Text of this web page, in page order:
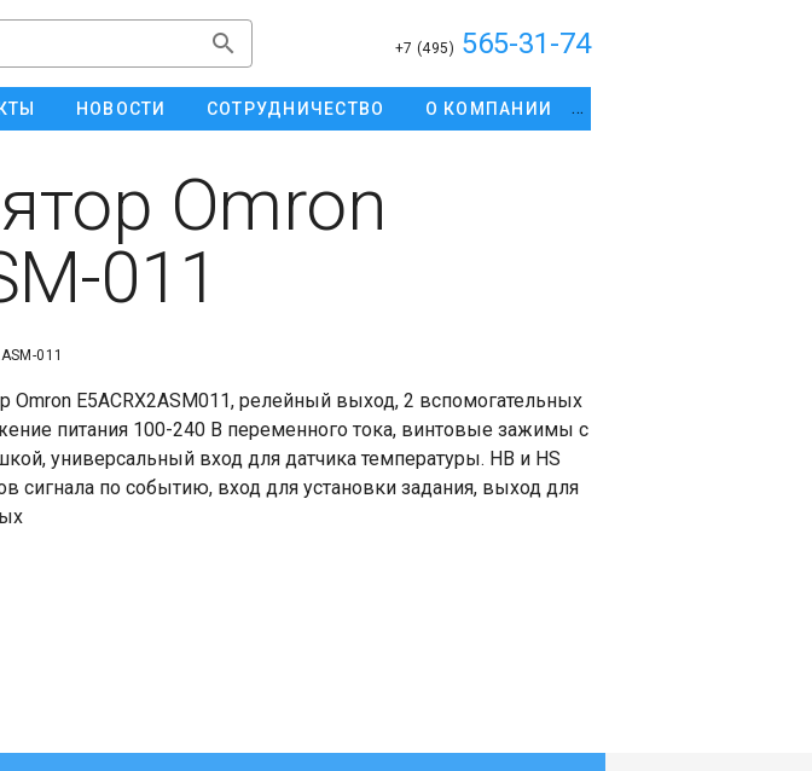
+7 (495) 565-31-74
НОВОСТИ СОТРУДНИЧЕСТВО О КОМПАНИИ
Omron
011
011
Omron E5ACRX2ASM011, релейный выход, 2 вспомогательных
питания 100-240 В переменного тока, винтовые зажимы с
универсальный вход для датчика температуры. HB и HS
сигнала по событию, вход для установки задания, выход для